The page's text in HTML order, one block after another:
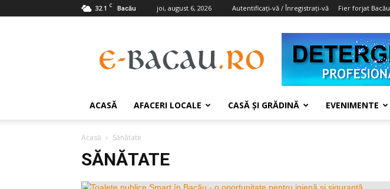
32.1 C Bacău joi, august 6, 2026 Autentificați-vă / Înregistrați-vă Fier forjat Bacău
Bacau.ro
ACASĂ AFACERI LOCALE CASĂ ŞI GRĂDINĂ EVENIMENTE
Acasă Sănătate
SĂNĂTATE